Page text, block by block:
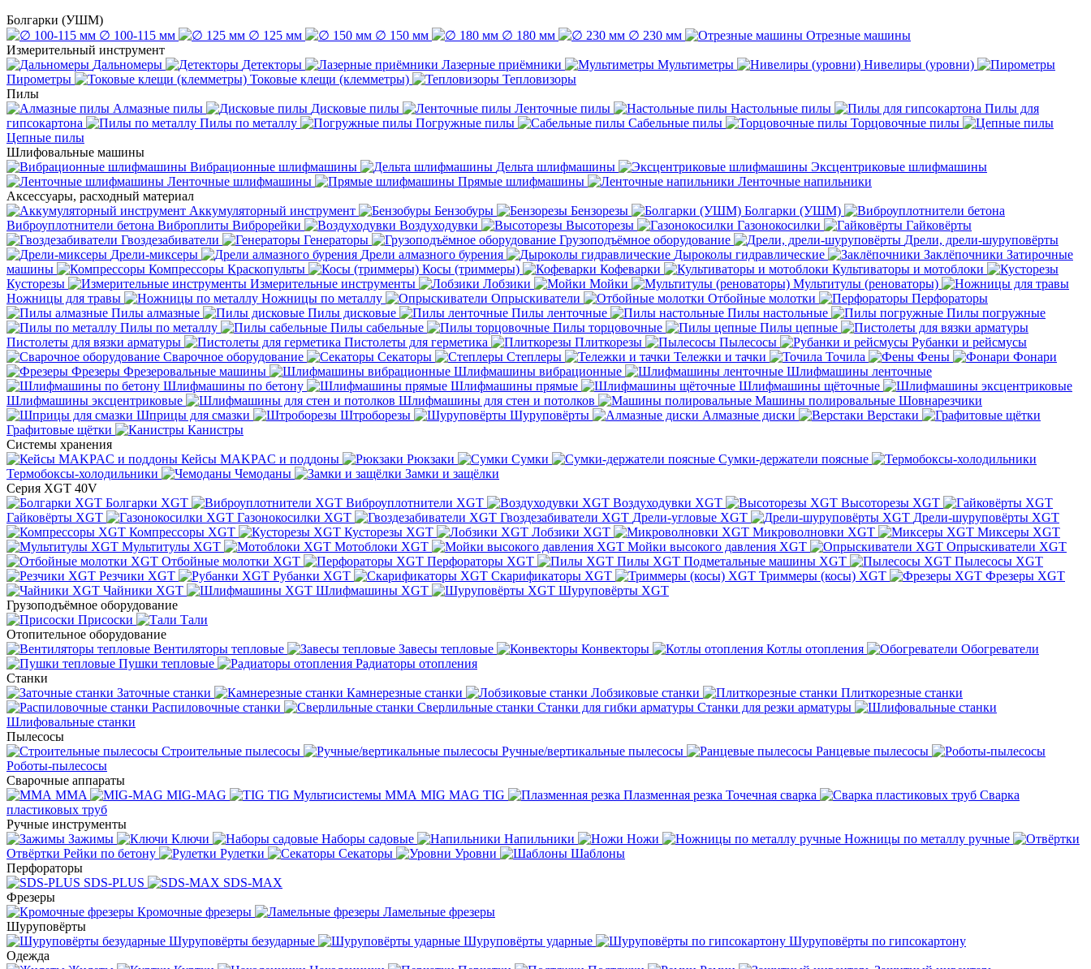
Болгарки (УШМ)
∅ 100-115 мм
∅ 125 мм ∅ 150 мм ∅ 180 мм ∅ 230 мм
Отрезные машины
Измерительный инструмент
Дальномеры
Детекторы Лазерные приёмники Мультиметры
Нивелиры (уровни)
Пирометры
Токовые клещи (клемметры)
Тепловизоры
Пилы
Алмазные пилы
Дисковые пилы Ленточные пилы Настольные пилы
Пилы для
гипсокартона
Пилы по металлу Погружные пилы Сабельные пилы
Торцовочные пилы
Цепные пилы
Шлифовальные машины
Вибрационные шлифмашины
Дельта шлифмашины
Эксцентриковые шлифмашины
Ленточные шлифмашины
Прямые шлифмашины
Ленточные напильники
Аксессуары, расходный материал
Аккумуляторный инструмент
Бензобуры Бензорезы
Болгарки (УШМ)
Виброуплотнители бетона Виброплиты Виброрейки Воздуходувки Высоторезы Газонокосилки
Гайковёрты
Гвоздезабиватели
Генераторы Грузоподъёмное оборудование
Дрели, дрели-шуруповёрты
Дрели-миксеры
Дрели алмазного бурения Дыроколы гидравлические Заклёпочники Затирочные
машины
Компрессоры Краскопульты Косы (триммеры) Кофеварки
Культиваторы и мотоблоки
Кусторезы
Измерительные инструменты Лобзики Мойки
Мультитулы (реноваторы)
Ножницы для травы
Ножницы по металлу Опрыскиватели Отбойные молотки
Перфораторы
Пилы алмазные
Пилы дисковые Пилы ленточные Пилы настольные
Пилы погружные
Пилы по металлу
Пилы сабельные Пилы торцовочные
Пилы цепные
Пистолеты для вязки арматуры
Пистолеты для герметика Плиткорезы Пылесосы
Рубанки и рейсмусы
Сварочное оборудование
Секаторы Степлеры Тележки и тачки Точила Фены
Фонари
Фрезеры Фрезеровальные машины Шлифмашины вибрационные
Шлифмашины ленточные
Шлифмашины по бетону
Шлифмашины прямые
Шлифмашины щёточные
Шлифмашины эксцентриковые
Шлифмашины для стен и потолков Машины полировальные Шовнарезчики
Шприцы для смазки
Штроборезы Шуруповёрты Алмазные диски
Верстаки
Графитовые щётки
Канистры
Системы хранения
Кейсы MAKPAC и поддоны
Рюкзаки Сумки
Сумки-держатели поясные
Термобоксы-холодильники
Чемоданы
Замки и защёлки
Серия XGT 40V
Болгарки XGT
Виброуплотнители XGT Воздуходувки XGT
Высоторезы XGT
Гайковёрты XGT
Газонокосилки XGT Гвоздезабиватели XGT Дрели-угловые XGT
Дрели-шуруповёрты XGT
Компрессоры XGT
Кусторезы XGT Лобзики XGT Микроволновки XGT
Миксеры XGT
Мультитулы XGT
Мотоблоки XGT Мойки высокого давления XGT
Опрыскиватели XGT
Отбойные молотки XGT
Перфораторы XGT Пилы XGT Подметальные машины XGT
Пылесосы XGT
Резчики XGT
Рубанки XGT Скарификаторы XGT Триммеры (косы) XGT
Фрезеры XGT
Чайники XGT
Шлифмашины XGT
Шуруповёрты XGT
Грузоподъёмное оборудование
Присоски
Тали
Отопительное оборудование
Вентиляторы тепловые
Завесы тепловые Конвекторы Котлы отопления
Обогреватели
Пушки тепловые
Радиаторы отопления
Станки
Заточные станки
Камнерезные станки Лобзиковые станки
Плиткорезные станки
Распиловочные станки
Сверлильные станки Станки для гибки арматуры Станки для резки арматуры
Шлифовальные станки
Пылесосы
Строительные пылесосы
Ручные/вертикальные пылесосы
Ранцевые пылесосы
Роботы-пылесосы
Сварочные аппараты
MMA
MIG-MAG TIG Мультисистемы ММА MIG MAG TIG Плазменная резка Точечная сварка
Cварка
пластиковых труб
Ручные инструменты
Зажимы
Ключи Наборы садовые Напильники Ножи
Ножницы по металлу ручные
Отвёртки Рейки по бетону Рулетки Секаторы Уровни
Шаблоны
Перфораторы
SDS-PLUS
SDS-MAX
Фрезеры
Кромочные фрезеры
Ламельные фрезеры
Шуруповёрты
Шуруповёрты безударные
Шуруповёрты ударные
Шуруповёрты по гипсокартону
Одежда